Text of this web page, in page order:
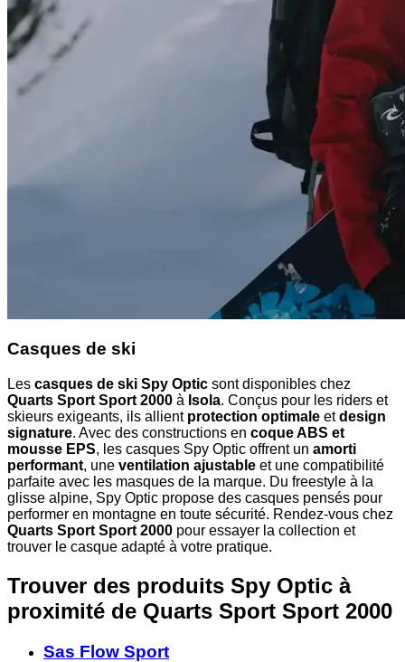
Casques de ski
Les casques de ski Spy Optic sont disponibles chez
Quarts Sport Sport 2000 à Isola. Conçus pour les riders et
skieurs exigeants, ils allient protection optimale etdesign
signature. Avec des constructions en coque ABS et
mousse EPS, les casques Spy Optic offrent un amorti
performant, une ventilation ajustable et une compatibilité
parfaite avec les masques de la marque. Du freestyle à la
glisse alpine, Spy Optic propose des casques pensés pour
performer en montagne en toute sécurité. Rendez-vous chez
Quarts Sport Sport 2000 pour essayer la collection et
trouver le casque adapté à votre pratique.
Trouver des produits Spy Optic à
proximité de Quarts Sport Sport 2000
Sas Flow Sport